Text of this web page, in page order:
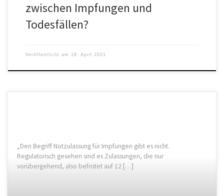
zwischen Impfungen und
Todesfällen?
Veröffentlicht am 18. April 2021
„Den Begriff Notzulassung für Impfungen gibt es nicht.
Regulatorisch gesehen sind es Zulassungen, die nur
vorübergehend, also befristet auf 12 […]